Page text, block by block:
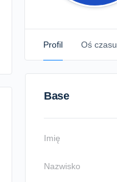
Profil Oś czasu
Base
Imię
Nazwisko